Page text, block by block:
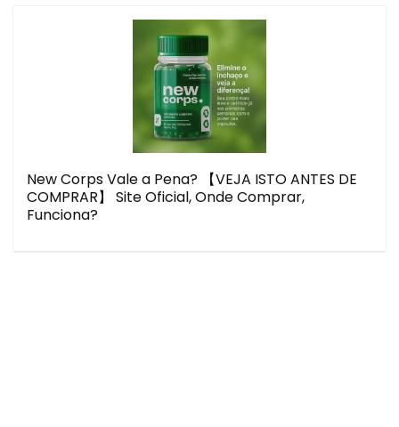
New Corps Vale a Pena? 【VEJA ISTO ANTES DE
COMPRAR】 Site Oficial, Onde Comprar,
Funciona?